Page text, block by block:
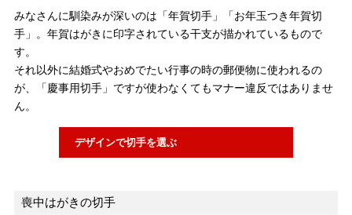
みなさんに馴染みが深いのは「年賀切手」「お年玉つき年賀切
手」。年賀はがきに印字されている干支が描かれているもので
す。
それ以外に結婚式やおめでたい行事の時の郵便物に使われるの
が、「慶事用切手」ですが使わなくてもマナー違反ではありませ
ん。
デザインで切手を選ぶ
喪中はがきの切手